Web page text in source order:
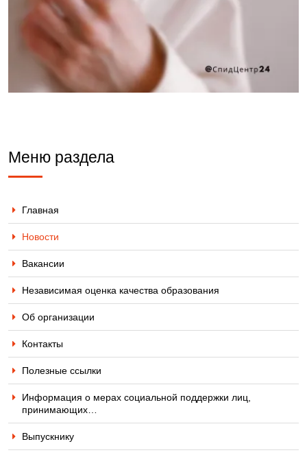
Меню раздела
Главная
Новости
Вакансии
Независимая оценка качества образования
Об организации
Контакты
Полезные ссылки
Информация о мерах социальной поддержки лиц,
принимающих…
Выпускнику